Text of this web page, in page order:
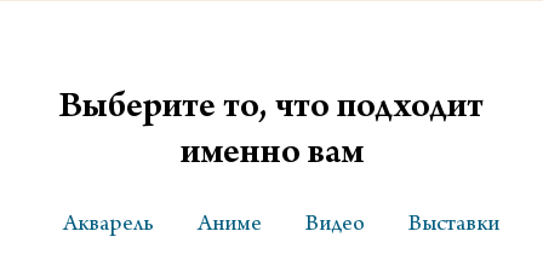
Выберите то, что подходит
именно вам
Акварель Аниме Видео Выставки